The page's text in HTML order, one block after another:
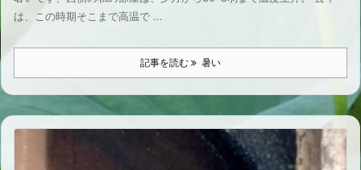
は、この時期そこまで高温で ...
記事を読む 暑い